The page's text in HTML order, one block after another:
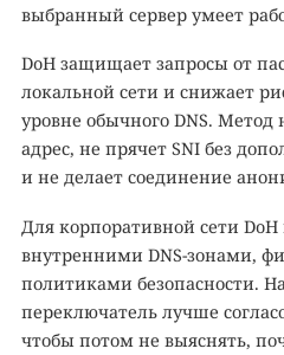
выбранный сервер умеет
DoH защищает запросы от
локальной сети и снижает
уровне обычного DNS.
адрес, не прячет SNI без
и не делает соединение
Для корпоративной сети
внутренними DNS-зонами,
политиками безопасности.
переключатель лучше
чтобы потом не выяснять,